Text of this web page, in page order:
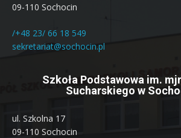
09-110 Sochocin
/+48 23/ 66 18 549
sekretariat@sochocin.pl
Szkoła Podstawowa im.
Sucharskiego w
ul. Szkolna 17
09-110 Sochocin